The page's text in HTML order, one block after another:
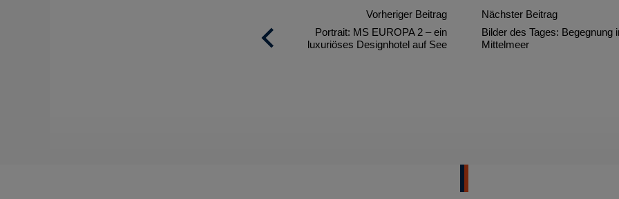
Vorheriger Beitrag
Portrait: MS EUROPA 2 – ein
luxuriöses Designhotel auf See
Nächster Beitrag
Bilder des Tages: Begegnung
Mittelmeer